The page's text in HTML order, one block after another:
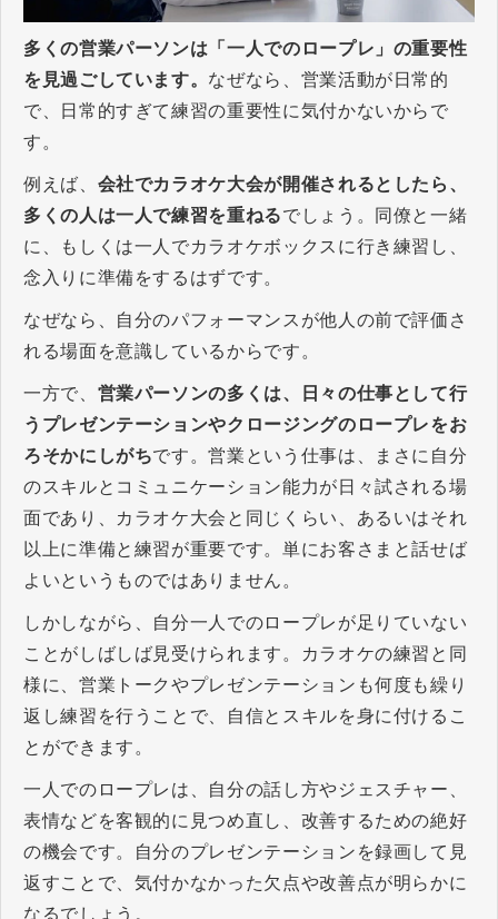
多くの営業パーソンは「一人でのロープレ」の重要性
を見過ごしています。 なぜなら、営業活動が日常的
で、日常的すぎて練習の重要性に気付かないからで
す。
例えば、 会社でカラオケ大会が開催されるとしたら、
多くの人は一人で練習を重ねるでしょう。同僚と一緒
に、もしくは一人でカラオケボックスに行き練習し、
念入りに準備をするはずです。
なぜなら、自分のパフォーマンスが他人の前で評価さ
れる場面を意識しているからです。
一方で、 営業パーソンの多くは、日々の仕事として行
うプレゼンテーションやクロージングのロープレをお
ろそかにしがちです。営業という仕事は、まさに自分
のスキルとコミュニケーション能力が日々試される場
面であり、カラオケ大会と同じくらい、あるいはそれ
以上に準備と練習が重要です。単にお客さまと話せば
よいというものではありません。
しかしながら、自分一人でのロープレが足りていない
ことがしばしば見受けられます。カラオケの練習と同
様に、営業トークやプレゼンテーションも何度も繰り
返し練習を行うことで、自信とスキルを身に付けるこ
とができます。
一人でのロープレは、自分の話し方やジェスチャー、
表情などを客観的に見つめ直し、改善するための絶好
の機会です。自分のプレゼンテーションを録画して見
返すことで、気付かなかった欠点や改善点が明らかに
なるでしょう。